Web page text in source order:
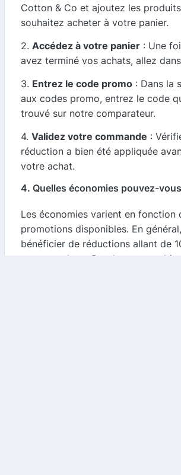
Cotton & Co et ajoutez les
souhaitez acheter à votre panier.
2. Accédez à votre panier : Une
avez terminé vos achats, allez
3. Entrez le code promo : Dans la
aux codes promo, entrez le code
trouvé sur notre comparateur.
4. Validez votre commande :
réduction a bien été appliquée
votre achat.
4. Quelles économies pouvez-
Les économies varient en fonction
promotions disponibles. En
bénéficier de réductions allant de
sur vos achats. De plus, en